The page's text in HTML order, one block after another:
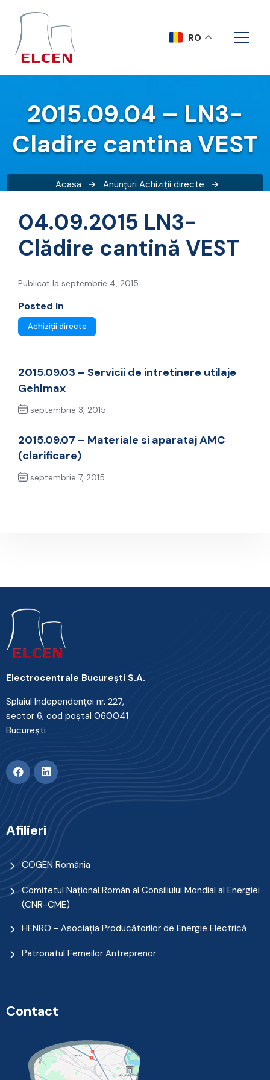
2015.09.04 – LN3-
Cladire cantina VEST
Acasa Anunțuri Achiziții directe
04.09.2015 LN3-
Clădire cantină VEST
Publicat la septembrie 4, 2015
Posted In
Achiziții directe
2015.09.03 – Servicii de intretinere utilaje
Gehlmax
septembrie 3, 2015
2015.09.07 – Materiale si aparataj AMC
(clarificare)
septembrie 7, 2015
Electrocentrale Bucureşti S.A.
Splaiul Independenţei nr. 227,
sector 6, cod poştal 060041
Bucureşti
Afilieri
COGEN România
Comitetul Naţional Român al Consiliului Mondial al Energiei
(CNR-CME)
HENRO - Asociația Producătorilor de Energie Electrică
Patronatul Femeilor Antreprenor
Contact
RO